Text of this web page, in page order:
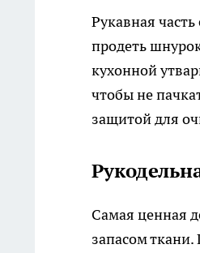
Рукавная
продеть
кухонной
чтобы не
защитой для
Самая ценная
запасом